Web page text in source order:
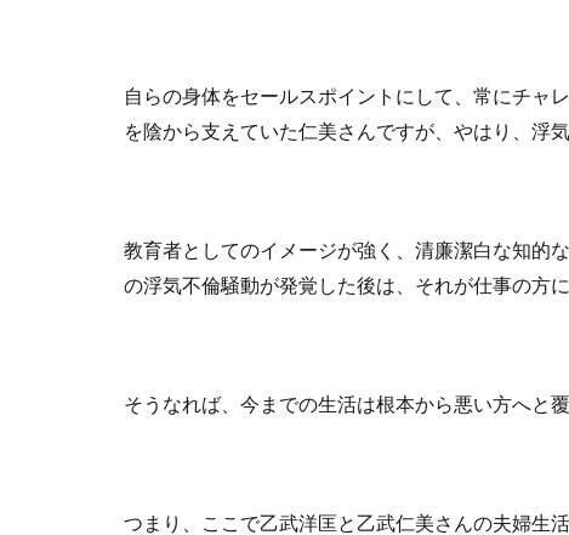
自らの身体をセールスポイントにして、常にチャ
を陰から支えていた仁美さんですが、やはり、浮
教育者としてのイメージが強く、清廉潔白な知的
の浮気不倫騒動が発覚した後は、それが仕事の方
そうなれば、今までの生活は根本から悪い方へと
つまり、ここで乙武洋匡と乙武仁美さんの夫婦生